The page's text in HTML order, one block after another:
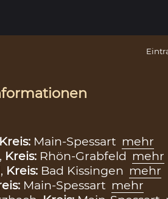
Kreis: Main-Spessart mehr
Kreis: Rhön-Grabfeld mehr
Kreis: Bad Kissingen mehr
Main-Spessart mehr